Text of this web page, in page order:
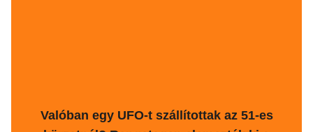
Valóban egy UFO-t szállítottak az 51-es